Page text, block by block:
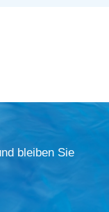
bleiben Sie